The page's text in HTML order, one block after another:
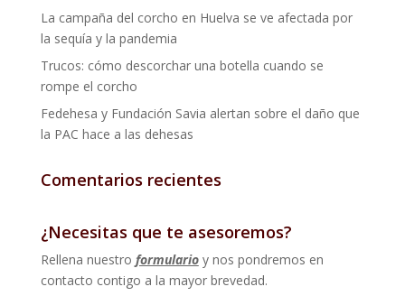
La campaña del corcho en Huelva se ve afectada por
la sequía y la pandemia
Trucos: cómo descorchar una botella cuando se
rompe el corcho
Fedehesa y Fundación Savia alertan sobre el daño que
la PAC hace a las dehesas
Comentarios recientes
¿Necesitas que te asesoremos?
Rellena nuestro formularioy nos pondremos en
contacto contigo a la mayor brevedad.